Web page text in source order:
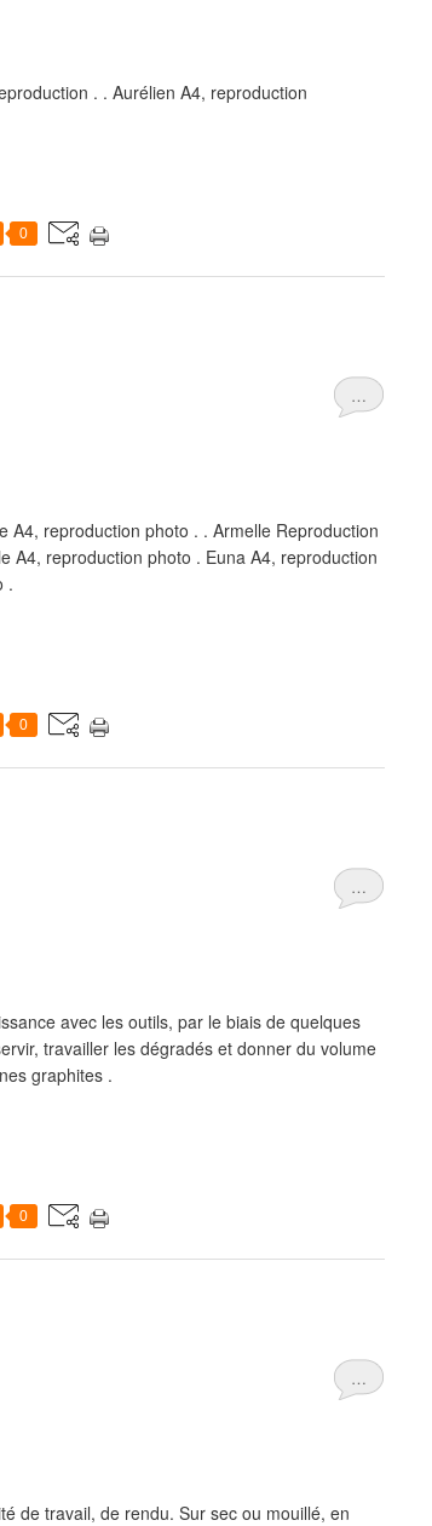
. . Aurélien A4, reproduction
0
…
A4, reproduction photo . . Armelle Reproduction
A4, reproduction photo . Euna A4, reproduction
.
0
…
avec les outils, par le biais de quelques
travailler les dégradés et donner du volume
graphites .
0
…
de travail, de rendu. Sur sec ou mouillé, en